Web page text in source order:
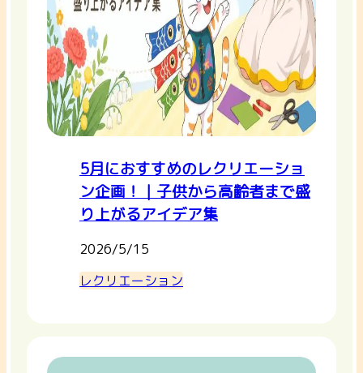
5月におすすめのレクリエーショ
ン企画！｜子供から高齢者まで盛
り上がるアイデア集
2026/5/15
レクリエーション